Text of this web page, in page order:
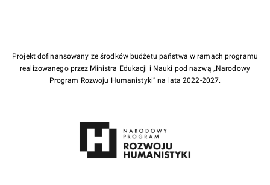
Projekt dofinansowany ze środków budżetu państwa w ramach programu
realizowanego przez Ministra Edukacji i Nauki pod nazwą „Narodowy
Program Rozwoju Humanistyki” na lata 2022-2027.